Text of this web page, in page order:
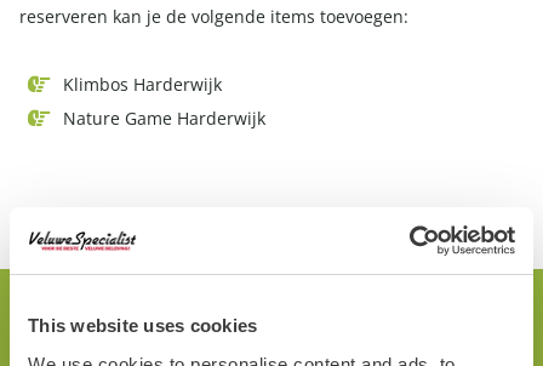
This website uses cookies
reserveren kan je de volgende items toevoegen:
Klimbos Harderwijk
Nature Game Harderwijk
Interactieve Route